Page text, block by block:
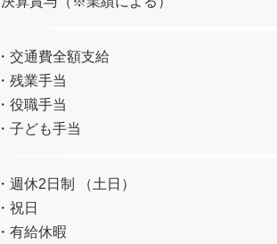
交通費全額支給
残業手当
役職手当
子ども手当
週休2日制 （土日）
祝日
有給休暇